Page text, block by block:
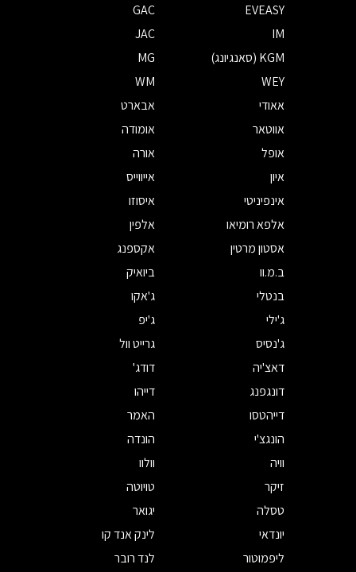
EVEASY
GAC
IM
JAC
KGM (סאנגיונג)
MG
WEY
WM
אאודי
אבארט
אווטאר
אומודה
אופל
אורה
איון
אייווייס
אינפיניטי
איסוזו
אלפא רומיאו
אלפין
אסטון מרטין
אקספנג
ב.מ.וו
ביואיק
בנטלי
ג'אקו
ג'ילי
ג'יפ
ג'נסיס
גרייט וול
דאצ'יה
דודג'
דונגפנג
דייהו
דייהטסו
האמר
הונגצ'י
הונדה
וויה
וולוו
זיקר
טויוטה
טסלה
יגואר
יונדאי
לינק אנד קו
ליפמוטור
לנד רובר